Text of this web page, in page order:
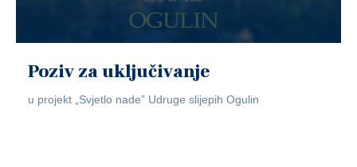
Poziv za uključivanje
u projekt „Svjetlo nade” Udruge slijepih Ogulin